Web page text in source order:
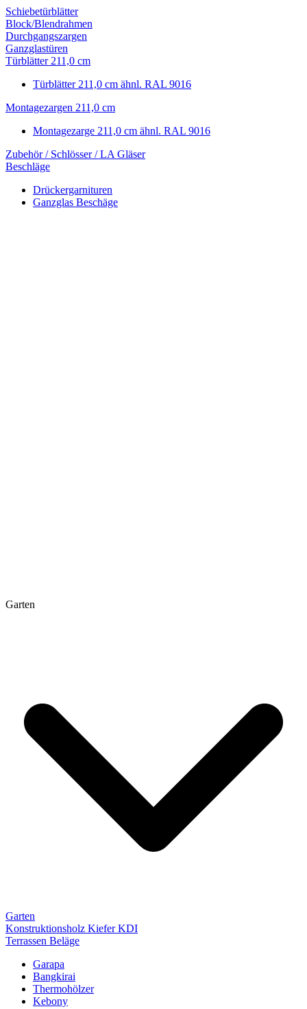
Schiebetürblätter
Block/Blendrahmen
Durchgangszargen
Ganzglastüren
Türblätter 211,0 cm
Türblätter 211,0 cm ähnl. RAL 9016
Montagezargen 211,0 cm
Montagezarge 211,0 cm ähnl. RAL 9016
Zubehör / Schlösser / LA Gläser
Beschläge
Drückergarnituren
Ganzglas Beschäge
Garten
Garten
Konstruktionsholz Kiefer KDI
Terrassen Beläge
Garapa
Bangkirai
Thermohölzer
Kebony